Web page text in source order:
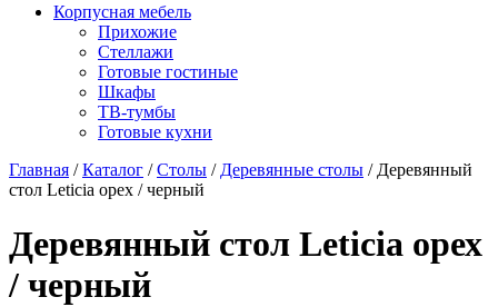
Корпусная мебель
Прихожие
Стеллажи
Готовые гостиные
Шкафы
ТВ-тумбы
Готовые кухни
Главная /Каталог /Столы / Деревянные столы / Деревянный
стол Leticia орех / черный
Деревянный стол Leticia орех
/ черный